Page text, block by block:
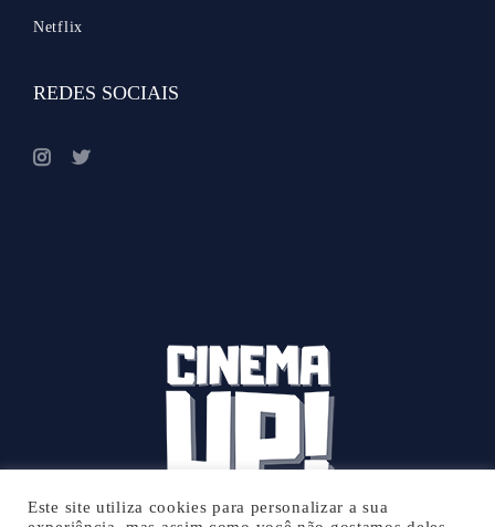
Netflix
REDES SOCIAIS
Este site utiliza cookies para personalizar a sua